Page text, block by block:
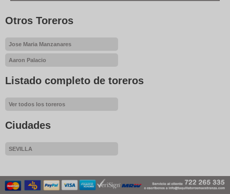
Otros Toreros
Jose Maria Manzanares
Aaron Palacio
Listado completo de toreros
Ver todos los toreros
Ciudades
SEVILLA